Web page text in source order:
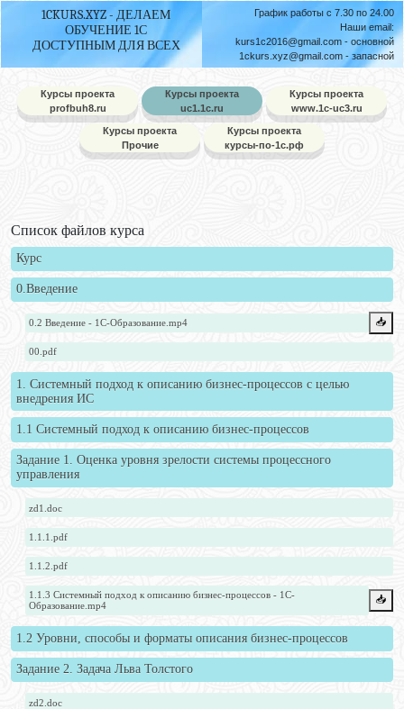
1CKURS.XYZ - ДЕЛАЕМ
ОБУЧЕНИЕ 1С
ДОСТУПНЫМ ДЛЯ ВСЕХ
График работы с 7.30 по 24.00
Наши email:
kurs1c2016@gmail.com - основной
1ckurs.xyz@gmail.com - запасной
Курсы проекта
profbuh8.ru
Курсы проекта
uc1.1c.ru
Курсы проекта
www.1c-uc3.ru
Курсы проекта
Прочие
Курсы проекта
курсы-по-1с.рф
Список файлов курса
Курс
0.Введение
0.2 Введение - 1С-Образование.mp4 📥️
00.pdf
1. Системный подход к описанию бизнес-процессов с целью
внедрения ИС
1.1 Системный подход к описанию бизнес-процессов
Задание 1. Оценка уровня зрелости системы процессного
управления
zd1.doc
1.1.1.pdf
1.1.2.pdf
1.1.3 Системный подход к описанию бизнес-процессов - 1С-
Образование.mp4
📥️
1.2 Уровни, способы и форматы описания бизнес-процессов
Задание 2. Задача Льва Толстого
zd2.doc